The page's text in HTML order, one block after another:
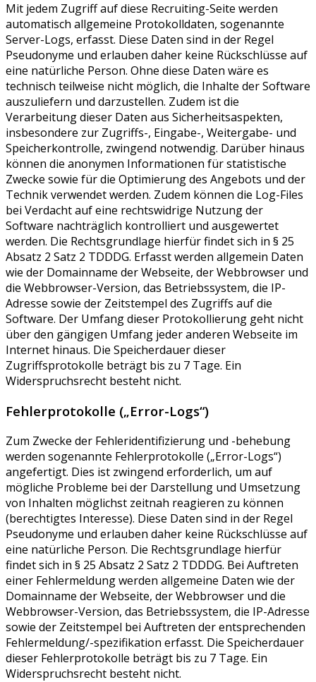
Mit jedem Zugriff auf diese Recruiting-Seite werden
automatisch allgemeine Protokolldaten, sogenannte
Server-Logs, erfasst. Diese Daten sind in der Regel
Pseudonyme und erlauben daher keine Rückschlüsse auf
eine natürliche Person. Ohne diese Daten wäre es
technisch teilweise nicht möglich, die Inhalte der Software
auszuliefern und darzustellen. Zudem ist die
Verarbeitung dieser Daten aus Sicherheitsaspekten,
insbesondere zur Zugriffs-, Eingabe-, Weitergabe- und
Speicherkontrolle, zwingend notwendig. Darüber hinaus
können die anonymen Informationen für statistische
Zwecke sowie für die Optimierung des Angebots und der
Technik verwendet werden. Zudem können die Log-Files
bei Verdacht auf eine rechtswidrige Nutzung der
Software nachträglich kontrolliert und ausgewertet
werden. Die Rechtsgrundlage hierfür findet sich in § 25
Absatz 2 Satz 2 TDDDG. Erfasst werden allgemein Daten
wie der Domainname der Webseite, der Webbrowser und
die Webbrowser-Version, das Betriebssystem, die IP-
Adresse sowie der Zeitstempel des Zugriffs auf die
Software. Der Umfang dieser Protokollierung geht nicht
über den gängigen Umfang jeder anderen Webseite im
Internet hinaus. Die Speicherdauer dieser
Zugriffsprotokolle beträgt bis zu 7 Tage. Ein
Widerspruchsrecht besteht nicht.
Fehlerprotokolle („Error-Logs“)
Zum Zwecke der Fehleridentifizierung und -behebung
werden sogenannte Fehlerprotokolle („Error-Logs“)
angefertigt. Dies ist zwingend erforderlich, um auf
mögliche Probleme bei der Darstellung und Umsetzung
von Inhalten möglichst zeitnah reagieren zu können
(berechtigtes Interesse). Diese Daten sind in der Regel
Pseudonyme und erlauben daher keine Rückschlüsse auf
eine natürliche Person. Die Rechtsgrundlage hierfür
findet sich in § 25 Absatz 2 Satz 2 TDDDG. Bei Auftreten
einer Fehlermeldung werden allgemeine Daten wie der
Domainname der Webseite, der Webbrowser und die
Webbrowser-Version, das Betriebssystem, die IP-Adresse
sowie der Zeitstempel bei Auftreten der entsprechenden
Fehlermeldung/-spezifikation erfasst. Die Speicherdauer
dieser Fehlerprotokolle beträgt bis zu 7 Tage. Ein
Widerspruchsrecht besteht nicht.